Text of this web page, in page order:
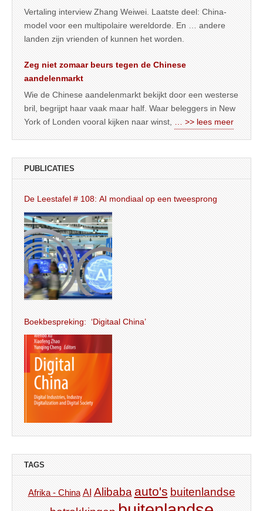
Vertaling interview Zhang Weiwei. Laatste deel: China-
model voor een multipolaire wereldorde. En … andere
landen zijn vrienden of kunnen het worden.
Zeg niet zomaar beurs tegen de Chinese
aandelenmarkt
Wie de Chinese aandelenmarkt bekijkt door een westerse
bril, begrijpt haar vaak maar half. Waar beleggers in New
York of Londen vooral kijken naar winst,
… >> lees meer
PUBLICATIES
De Leestafel # 108: AI mondiaal op een tweesprong
Boekbespreking: ‘Digitaal China’
TAGS
Afrika - China AI Alibaba auto's buitenlandse